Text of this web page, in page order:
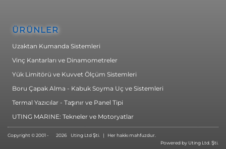
ÜRÜNLER
Uzaktan Kumanda Sistemleri
Vinç Kantarları ve Dinamometreler
Yük Limitörü ve Kuvvet Ölçüm Sistemleri
Boru Çapak Alma - Kabuk Soyma Uç ve Sistemleri
Termal Yazıcılar - Taşınır ve Panel Tipi
UTING MARINE: Tekneler ve Motoryatlar
Copyright © 2001 - 2026
Uting Ltd Şti. | Her hakkı mahfuzdur.
Powered by Uting Ltd. Şti.